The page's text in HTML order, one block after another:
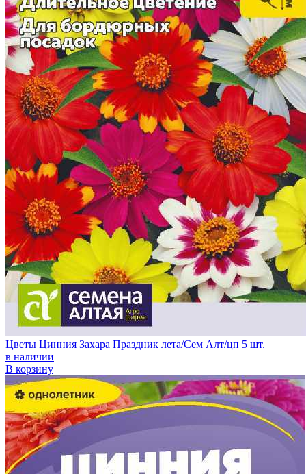
Цветы Цинния Захара Праздник лета/Сем Алт/цп 5 шт.
в наличии
В корзину